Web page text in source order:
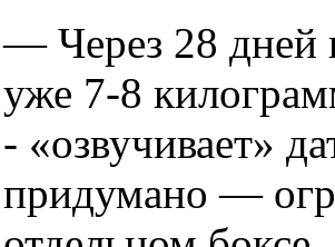
— Через 28 дней
уже 7-8
- «озвучивает»
придумано —